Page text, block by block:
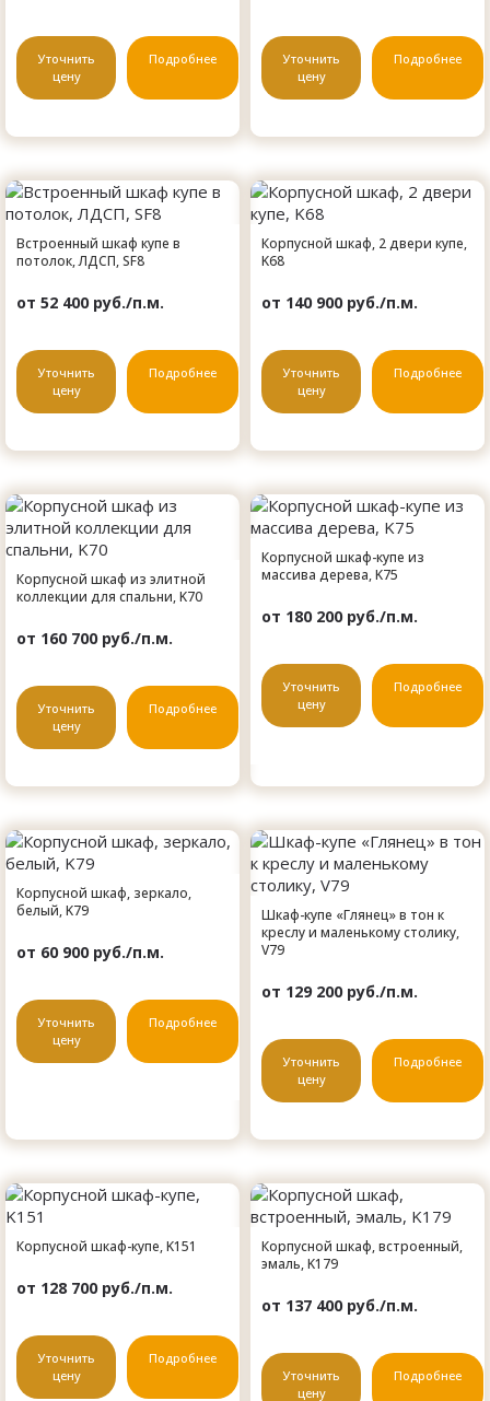
Уточнить
цену
Подробнее
Уточнить
цену
Подробнее
Встроенный шкаф купе в
потолок, ЛДСП, SF8
от 52 400 руб./п.м.
Уточнить
цену
Подробнее
Корпусной шкаф, 2 двери купе,
K68
от 140 900 руб./п.м.
Уточнить
цену
Подробнее
Корпусной шкаф из элитной
коллекции для спальни, K70
от 160 700 руб./п.м.
Уточнить
цену
Подробнее
Корпусной шкаф-купе из
массива дерева, K75
от 180 200 руб./п.м.
Уточнить
цену
Подробнее
Корпусной шкаф, зеркало,
белый, K79
от 60 900 руб./п.м.
Уточнить
цену
Подробнее
Шкаф-купе «Глянец» в тон к
креслу и маленькому столику,
V79
от 129 200 руб./п.м.
Уточнить
цену
Подробнее
Корпусной шкаф-купе, K151
от 128 700 руб./п.м.
Уточнить
цену
Подробнее
Корпусной шкаф, встроенный,
эмаль, K179
от 137 400 руб./п.м.
Уточнить
цену
Подробнее